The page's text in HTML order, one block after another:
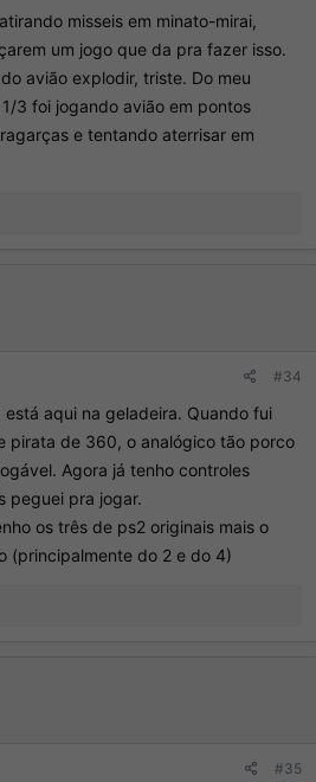
misseis em minato-mirai,
um jogo que da pra fazer isso.
avião explodir, triste. Do meu
3 foi jogando avião em pontos
e tentando aterrisar em
#34
está aqui na geladeira. Quando fui
pirata de 360, o analógico tão porco
Agora já tenho controles
peguei pra jogar.
os três de ps2 originais mais o
(principalmente do 2 e do 4)
#35